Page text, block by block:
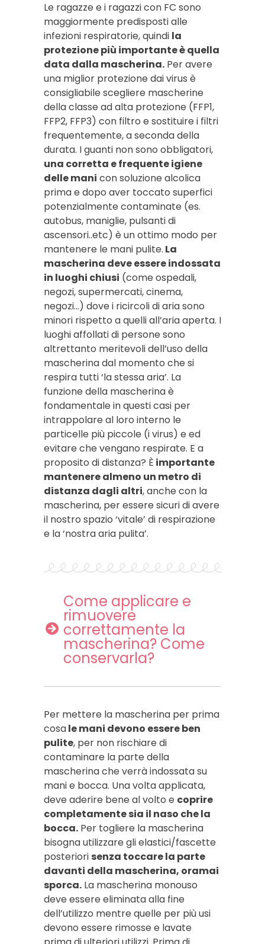
Le ragazze e i ragazzi con FC sono
maggiormente predisposti alle
infezioni respiratorie, quindi la
protezione più importante è quella
data dalla mascherina. Per avere
una miglior protezione dai virus è
consigliabile scegliere mascherine
della classe ad alta protezione (FFP1,
FFP2, FFP3) con filtro e sostituire i filtri
frequentemente, a seconda della
durata. I guanti non sono obbligatori,
una corretta e frequente igiene
delle mani con soluzione alcolica
prima e dopo aver toccato superfici
potenzialmente contaminate (es.
autobus, maniglie, pulsanti di
ascensori..etc) è un ottimo modo per
mantenere le mani pulite. La
mascherina deve essere indossata
in luoghi chiusi (come ospedali,
negozi, supermercati, cinema,
negozi…) dove i ricircoli di aria sono
minori rispetto a quelli all’aria aperta. I
luoghi affollati di persone sono
altrettanto meritevoli dell’uso della
mascherina dal momento che si
respira tutti ‘la stessa aria’. La
funzione della mascherina è
fondamentale in questi casi per
intrappolare al loro interno le
particelle più piccole (i virus) e ed
evitare che vengano respirate. E a
proposito di distanza? È importante
mantenere almeno un metro di
distanza dagli altri, anche con la
mascherina, per essere sicuri di avere
il nostro spazio ‘vitale’ di respirazione
e la ‘nostra aria pulita’.
Come applicare e
rimuovere
correttamente la
mascherina? Come
conservarla?
Per mettere la mascherina per prima
cosale mani devono essere ben
pulite, per non rischiare di
contaminare la parte della
mascherina che verrà indossata su
mani e bocca. Una volta applicata,
deve aderire bene al volto e coprire
completamente sia il naso che la
bocca. Per togliere la mascherina
bisogna utilizzare gli elastici/fascette
posteriori senza toccare la parte
davanti della mascherina, oramai
sporca. La mascherina monouso
deve essere eliminata alla fine
dell’utilizzo mentre quelle per più usi
devono essere rimosse e lavate